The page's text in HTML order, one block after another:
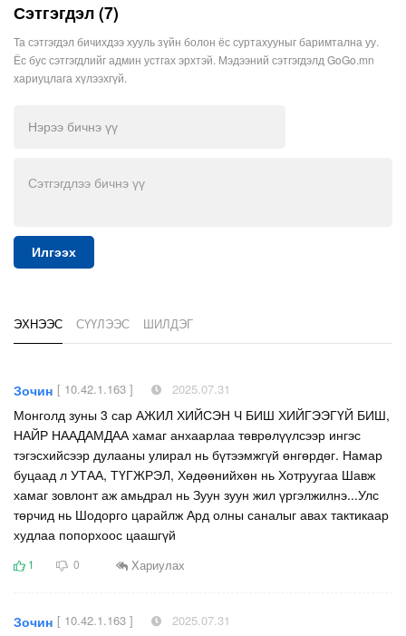
Сэтгэгдэл (7)
Та сэтгэгдэл бичихдээ хууль зүйн болон ёс суртахууныг баримтална уу.
Ёс бус сэтгэгдлийг админ устгах эрхтэй. Мэдээний сэтгэгдэлд GoGo.mn
хариуцлага хүлээхгүй.
Илгээх
ЭХНЭЭС СҮҮЛЭЭС ШИЛДЭГ
Зочин [ 10.42.1.163 ] 2025.07.31
Монголд зуны 3 сар АЖИЛ ХИЙСЭН Ч БИШ ХИЙГЭЭГҮЙ БИШ,
НАЙР НААДАМДАА хамаг анхаарлаа төврөлүүлсээр ингэс
тэгэсхийсээр дулааны улирал нь бүтээмжгүй өнгөрдөг. Намар
буцаад л УТАА, ТҮГЖРЭЛ, Хөдөөнийхөн нь Хотруугаа Шавж
хамаг зовлонт аж амьдрал нь Зуун зуун жил үргэлжилнэ...Улс
төрчид нь Шодорго царайлж Ард олны саналыг авах тактикаар
худлаа попорхоос цаашгүй
1 0 Хариулах
Зочин [ 10.42.1.163 ] 2025.07.31